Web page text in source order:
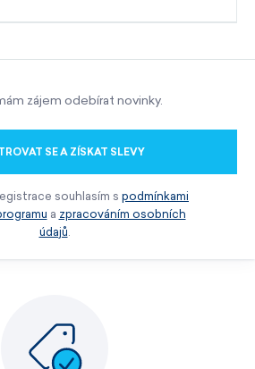
zájem odebírat novinky.
SE A ZÍSKAT SLEVY
souhlasím s podmínkami
a zpracováním osobních
údajů.